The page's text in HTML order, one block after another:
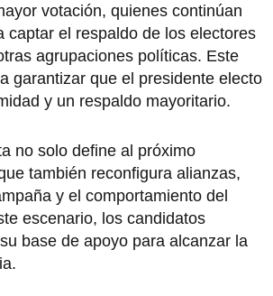
votación, quienes continúan
captar el respaldo de los electores
agrupaciones políticas. Este
garantizar que el presidente electo
y un respaldo mayoritario.
no solo define al próximo
también reconfigura alianzas,
y el comportamiento del
escenario, los candidatos
base de apoyo para alcanzar la